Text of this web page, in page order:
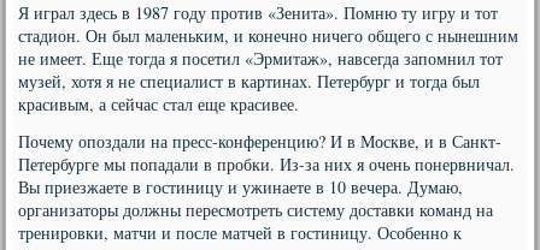
Я играл здесь в 1987 году против «Зенита». Помню ту игру и тот
стадион. Он был маленьким, и конечно ничего общего с нынешним
не имеет. Еще тогда я посетил «Эрмитаж», навсегда запомнил тот
музей, хотя я не специалист в картинах. Петербург и тогда был
красивым, а сейчас стал еще красивее.
Почему опоздали на пресс-конференцию? И в Москве, и в Санкт-
Петербурге мы попадали в пробки. Из-за них я очень понервничал.
Вы приезжаете в гостиницу и ужинаете в 10 вечера. Думаю,
организаторы должны пересмотреть систему доставки команд на
тренировки, матчи и после матчей в гостиницу. Особенно к